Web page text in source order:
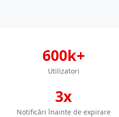
600k+
Utilizatori
3x
Notificări înainte de expirare